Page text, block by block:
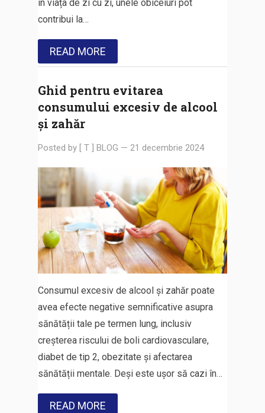
în viața de zi cu zi, unele obiceiuri pot
contribui la…
READ MORE
Ghid pentru evitarea
consumului excesiv de alcool
și zahăr
Posted by [ T ] BLOG — 21 decembrie 2024
Consumul excesiv de alcool și zahăr poate
avea efecte negative semnificative asupra
sănătății tale pe termen lung, inclusiv
creșterea riscului de boli cardiovasculare,
diabet de tip 2, obezitate și afectarea
sănătății mentale. Deși este ușor să cazi în…
READ MORE